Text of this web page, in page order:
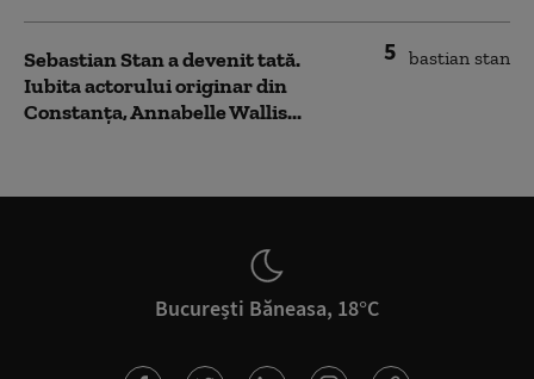
5
Sebastian Stan a devenit tată.
Iubita actorului originar din
Constanța, Annabelle Wallis...
București Băneasa, 18°C